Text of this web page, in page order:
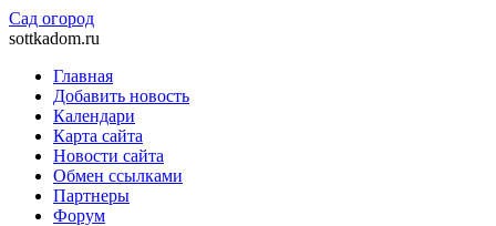
Сад огород
sottkadom.ru
Главная
Добавить новость
Календари
Карта сайта
Новости сайта
Обмен ссылками
Партнеры
Форум